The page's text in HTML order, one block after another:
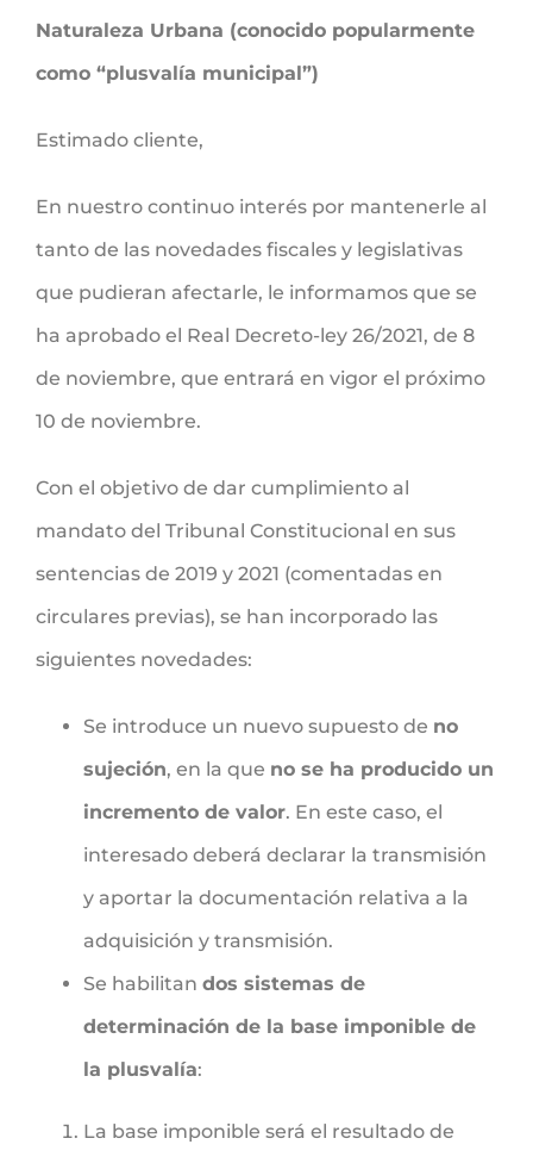
Naturaleza Urbana (conocido popularmente
como “plusvalía municipal”)
Estimado cliente,
En nuestro continuo interés por mantenerle al
tanto de las novedades fiscales y legislativas
que pudieran afectarle, le informamos que se
ha aprobado el Real Decreto-ley 26/2021, de 8
de noviembre, que entrará en vigor el próximo
10 de noviembre.
Con el objetivo de dar cumplimiento al
mandato del Tribunal Constitucional en sus
sentencias de 2019 y 2021 (comentadas en
circulares previas), se han incorporado las
siguientes novedades:
Se introduce un nuevo supuesto de no
sujeción, en la que no se ha producido un
incremento de valor. En este caso, el
interesado deberá declarar la transmisión
y aportar la documentación relativa a la
adquisición y transmisión.
Se habilitan dos sistemas de
determinación de la base imponible de
la plusvalía:
La base imponible será el resultado de